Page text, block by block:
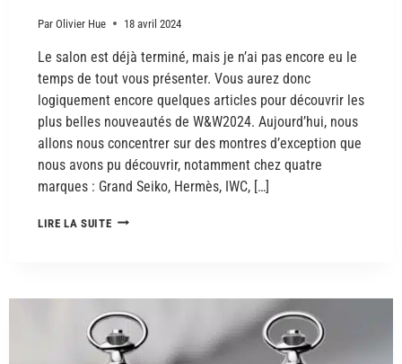
Par Olivier Hue 18 avril 2024
Le salon est déjà terminé, mais je n’ai pas encore eu le
temps de tout vous présenter. Vous aurez donc
logiquement encore quelques articles pour découvrir les
plus belles nouveautés de W&W2024. Aujourd’hui, nous
allons nous concentrer sur des montres d’exception que
nous avons pu découvrir, notamment chez quatre
marques : Grand Seiko, Hermès, IWC, […]
LIRE LA SUITE